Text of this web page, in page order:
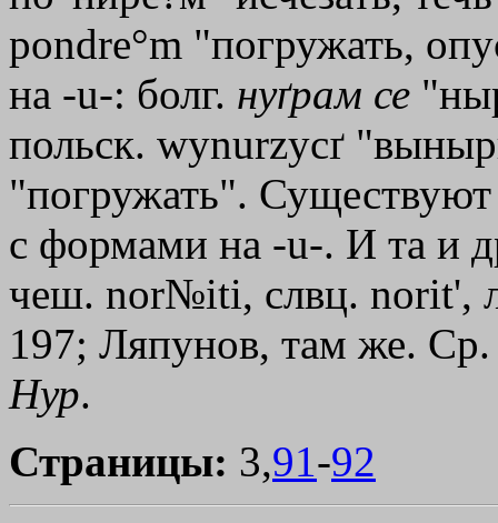
pondre°m "погружать,
на -u-: болг. нуґрам се
польск. wynurzycґ
"погружать".
с формами на -u-. И та и
чеш. nor№iti, слвц. nоrit',
197; Ляпунов, там же.
Нур.
Страницы: 3,91-92